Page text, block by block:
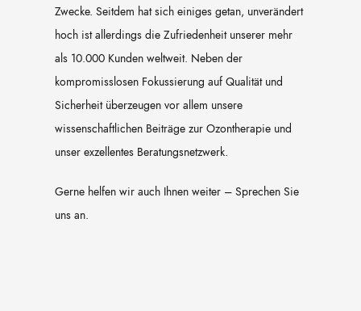
Zwecke. Seitdem hat sich einiges getan, unverändert
hoch ist allerdings die Zufriedenheit unserer mehr
als 10.000 Kunden weltweit. Neben der
kompromisslosen Fokussierung auf Qualität und
Sicherheit überzeugen vor allem unsere
wissenschaftlichen Beiträge zur Ozontherapie und
unser exzellentes Beratungsnetzwerk.
Gerne helfen wir auch Ihnen weiter – Sprechen Sie
uns an.